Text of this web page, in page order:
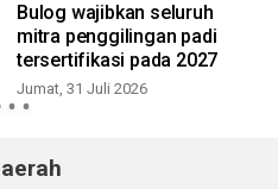
Bulog wajibkan seluruh
mitra penggilingan padi
tersertifikasi pada 2027
Jumat, 31 Juli 2026